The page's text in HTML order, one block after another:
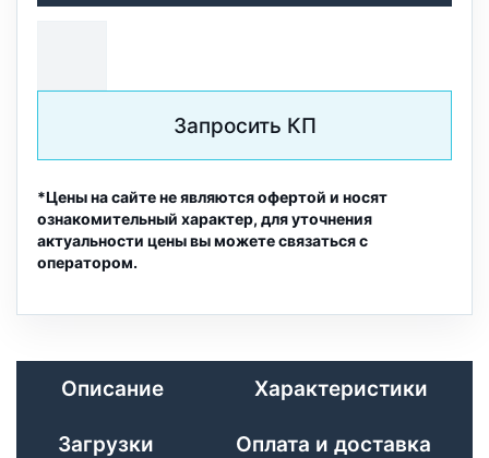
Запросить КП
*Цены на сайте не являются офертой и носят
ознакомительный характер, для уточнения
актуальности цены вы можете связаться с
оператором.
Описание Характеристики
Загрузки Оплата и доставка